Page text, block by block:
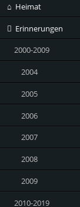
überspringen
Heimat
Erinnerungen
2000-2009
2004
2005
2006
2007
2008
2009
2010-2019